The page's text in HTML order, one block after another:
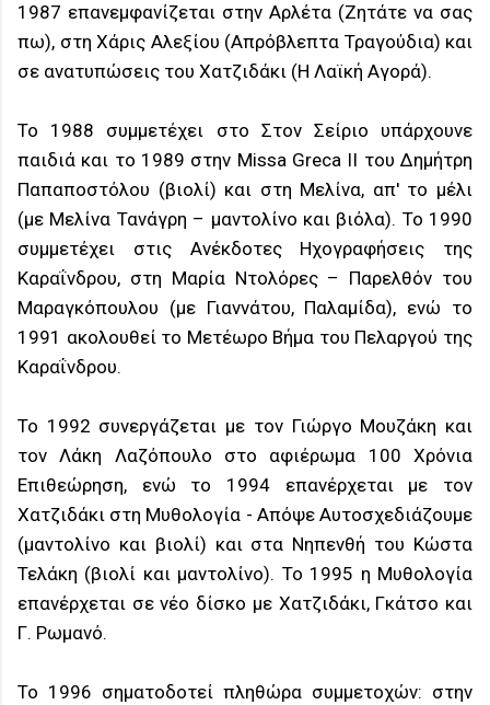
1987 επανεμφανίζεται στην Αρλέτα (Ζητάτε να σας
πω), στη Χάρις Αλεξίου (Απρόβλεπτα Τραγούδια) και
σε ανατυπώσεις του Χατζιδάκι (Η Λαϊκή Αγορά).
Το 1988 συμμετέχει στο Στον Σείριο υπάρχουνε
παιδιά και το 1989 στην Missa Greca II του Δημήτρη
Παπαποστόλου (βιολί) και στη Μελίνα, απ' το μέλι
(με Μελίνα Τανάγρη – μαντολίνο και βιόλα). Το 1990
συμμετέχει στις Ανέκδοτες Ηχογραφήσεις της
Καραΐνδρου, στη Μαρία Ντολόρες – Παρελθόν του
Μαραγκόπουλου (με Γιαννάτου, Παλαμίδα), ενώ το
1991 ακολουθεί το Μετέωρο Βήμα του Πελαργού της
Καραΐνδρου.
Το 1992 συνεργάζεται με τον Γιώργο Μουζάκη και
τον Λάκη Λαζόπουλο στο αφιέρωμα 100 Χρόνια
Επιθεώρηση, ενώ το 1994 επανέρχεται με τον
Χατζιδάκι στη Μυθολογία - Απόψε Αυτοσχεδιάζουμε
(μαντολίνο και βιολί) και στα Νηπενθή του Κώστα
Τελάκη (βιολί και μαντολίνο). Το 1995 η Μυθολογία
επανέρχεται σε νέο δίσκο με Χατζιδάκι, Γκάτσο και
Γ. Ρωμανό.
Το 1996 σηματοδοτεί πληθώρα συμμετοχών: στην